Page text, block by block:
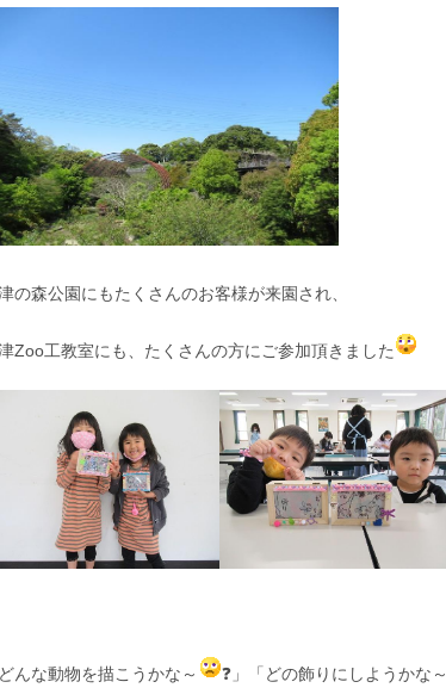
の森公園にもたくさんのお客様が来園され、
Zoo工教室にも、たくさんの方にご参加頂きました
んな動物を描こうかな～ ❓」「どの飾りにしようかな～